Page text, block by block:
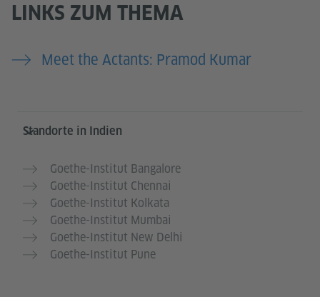
LINKS ZUM THEMA
Meet the Actants: Pramod Kumar
Service- und Informationsbereich
Standorte in Indien
Goethe-Institut Bangalore
Goethe-Institut Chennai
Goethe-Institut Kolkata
Goethe-Institut Mumbai
Goethe-Institut New Delhi
Goethe-Institut Pune